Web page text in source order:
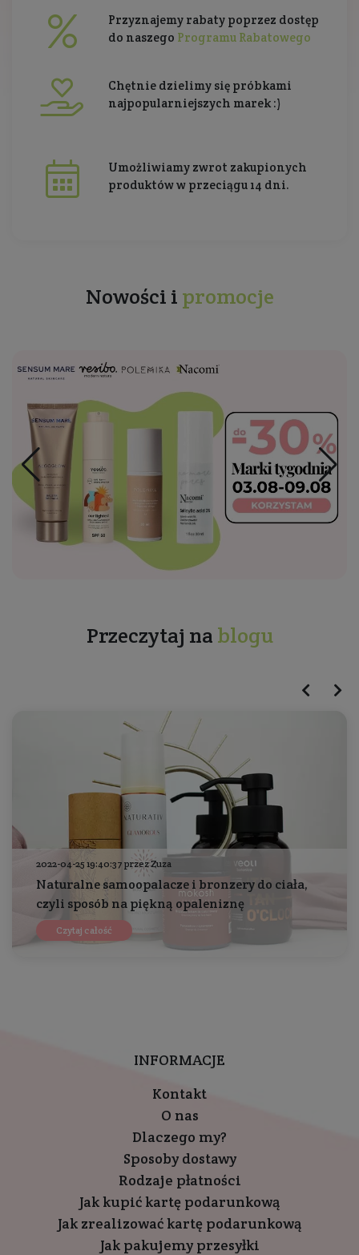
Przyznajemy rabaty poprzez dostęp
do naszego Programu Rabatowego
Chętnie dzielimy się próbkami
najpopularniejszych marek :)
Umożliwiamy zwrot zakupionych
produktów w przeciągu 14 dni.
Nowości i promocje
Przeczytaj na blogu
2022-04-25 19:40:37 przez Zuza
Naturalne samoopalacze i bronzery do ciała,
czyli sposób na piękną opaleniznę
Czytaj całość
INFORMACJE
Kontakt
O nas
Dlaczego my?
Sposoby dostawy
Rodzaje płatności
Jak kupić kartę podarunkową
Jak zrealizować kartę podarunkową
Jak pakujemy przesyłki